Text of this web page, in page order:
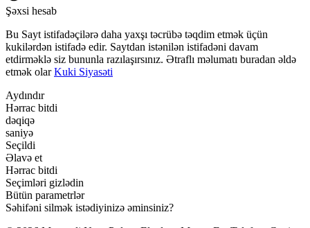
Şəxsi hesab
Bu Sayt istifadəçilərə daha yaxşı təcrübə təqdim etmək üçün
kukilərdən istifadə edir. Saytdan istənilən istifadəni davam
etdirməklə siz bununla razılaşırsınız. Ətraflı məlumatı buradan əldə
etmək olarKuki Siyasəti
Aydındır
Hərrac bitdi
dəqiqə
saniyə
Seçildi
Əlavə et
Hərrac bitdi
Seçimləri gizlədin
Bütün parametrlər
Səhifəni silmək istədiyinizə əminsiniz?